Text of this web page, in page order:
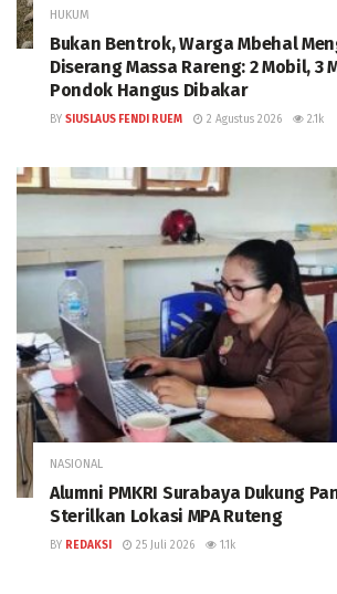
HUKUM
Bukan Bentrok, Warga Mbehal
Diserang Massa Rareng: 2 Mobil, 3
Pondok Hangus Dibakar
BY SIUSLAUS FENDI RUEM 2 Agustus 2026 2.1k
NASIONAL
Alumni PMKRI Surabaya Dukung
Sterilkan Lokasi MPA Ruteng
BY REDAKSI 25 Juli 2026 1.1k